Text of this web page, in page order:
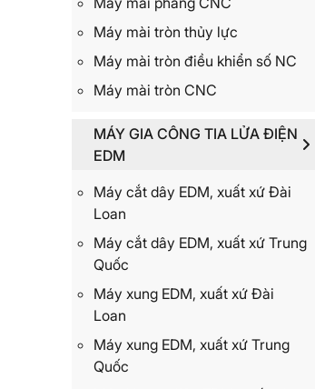
Máy mài tròn thủy lực
Máy mài tròn điều khiển số NC
Máy mài tròn CNC
MÁY GIA CÔNG TIA LỬA ĐIỆN
EDM
Máy cắt dây EDM, xuất xứ Đài
Loan
Máy cắt dây EDM, xuất xứ Trung
Quốc
Máy xung EDM, xuất xứ Đài
Loan
Máy xung EDM, xuất xứ Trung
Quốc